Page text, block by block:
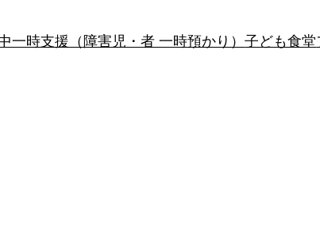
一時支援（障害児・者 一時預かり）子ども食堂